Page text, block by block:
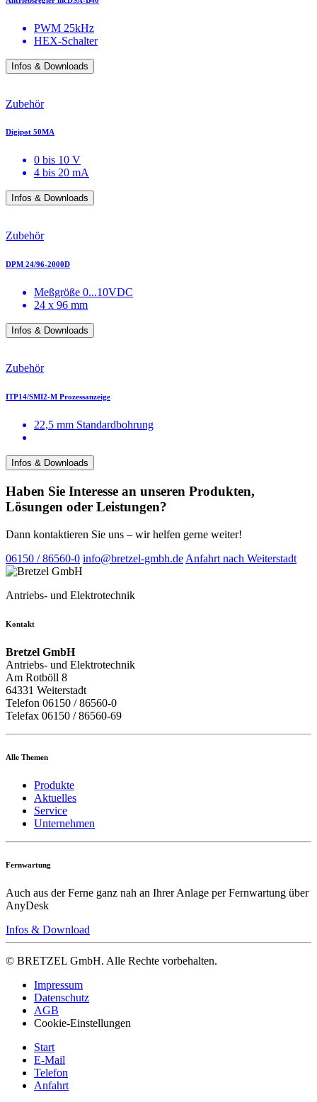
PWM 25kHz
HEX-Schalter
Infos & Downloads
Zubehör
Digipot 50MA
0 bis 10 V
4 bis 20 mA
Infos & Downloads
Zubehör
DPM 24/96-2000D
Meßgröße 0...10VDC
24 x 96 mm
Infos & Downloads
Zubehör
ITP14/SMI2-M Prozessanzeige
22,5 mm Standardbohrung
Infos & Downloads
Haben Sie Interesse an unseren Produkten,
Lösungen oder Leistungen?
Dann kontaktieren Sie uns – wir helfen gerne weiter!
06150 / 86560-0 info@bretzel-gmbh.de Anfahrt nach Weiterstadt
Antriebs- und Elektrotechnik
Kontakt
Bretzel GmbH
Antriebs- und Elektrotechnik
Am Rotböll 8
64331 Weiterstadt
Telefon 06150 / 86560-0
Telefax 06150 / 86560-69
Alle Themen
Produkte
Aktuelles
Service
Unternehmen
Fernwartung
Auch aus der Ferne ganz nah an Ihrer Anlage per Fernwartung über
AnyDesk
Infos & Download
© BRETZEL GmbH. Alle Rechte vorbehalten.
Impressum
Datenschutz
AGB
Cookie-Einstellungen
Start
E-Mail
Telefon
Anfahrt